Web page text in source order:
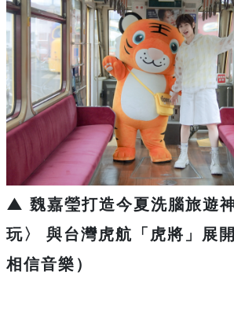
▲ 魏嘉瑩打造今夏洗腦旅遊
玩〉 與台灣虎航「虎將」展
相信音樂）